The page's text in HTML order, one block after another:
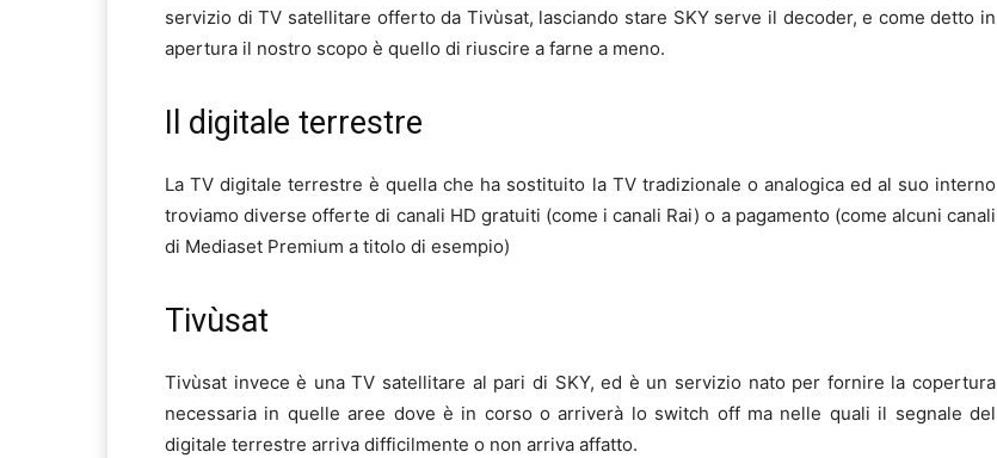
servizio di TV satellitare offerto da Tivùsat, lasciando stare SKY serve il decoder, e come detto in
apertura il nostro scopo è quello di riuscire a farne a meno.
Il digitale terrestre
La TV digitale terrestre è quella che ha sostituito la TV tradizionale o analogica ed al suo interno
troviamo diverse offerte di canali HD gratuiti (come i canali Rai) o a pagamento (come alcuni canali
di Mediaset Premium a titolo di esempio)
Tivùsat
Tivùsat invece è una TV satellitare al pari di SKY, ed è un servizio nato per fornire la copertura
necessaria in quelle aree dove è in corso o arriverà lo switch off ma nelle quali il segnale del
digitale terrestre arriva difficilmente o non arriva affatto.